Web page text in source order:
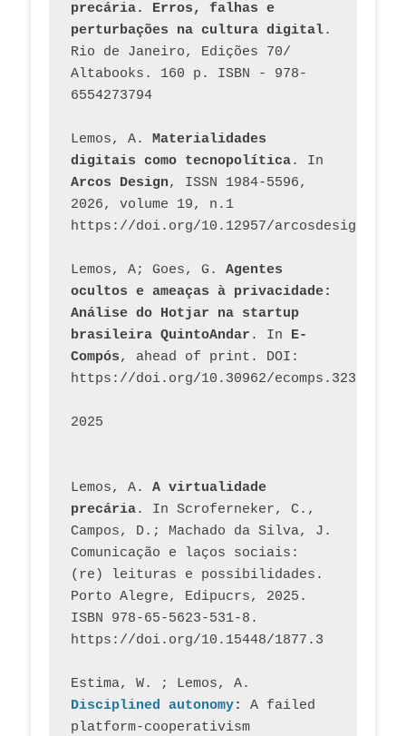
precária. Erros, falhas e
perturbações na cultura digital.
Rio de Janeiro, Edições 70/
Altabooks. 160 p. ISBN - 978-
6554273794
Lemos, A. Materialidades
digitais como tecnopolítica
Arcos Design, ISSN 1984-5596,
2026, volume 19, n.1
https://doi.org/10.12957/
Lemos, A; Goes, G. Agentes
ocultos e ameaças à privacidade:
Análise do Hotjar na startup
brasileira QuintoAndar . In E-
Compós, ahead of print. DOI:
https://doi.org/10.30962/ecomps.3231
2025
Lemos, A. A virtualidade
precária. In Scroferneker, C.,
Campos, D.; Machado da Silva, J.
Comunicação e laços sociais:
(re) leituras e possibilidades.
Porto Alegre, Edipucrs, 2025.
ISBN 978-65-5623-531-8.
https://doi.org/10.15448/1877.3
Estima, W. ; Lemos, A.
Disciplined autonomy: A failed
platform-cooperativism